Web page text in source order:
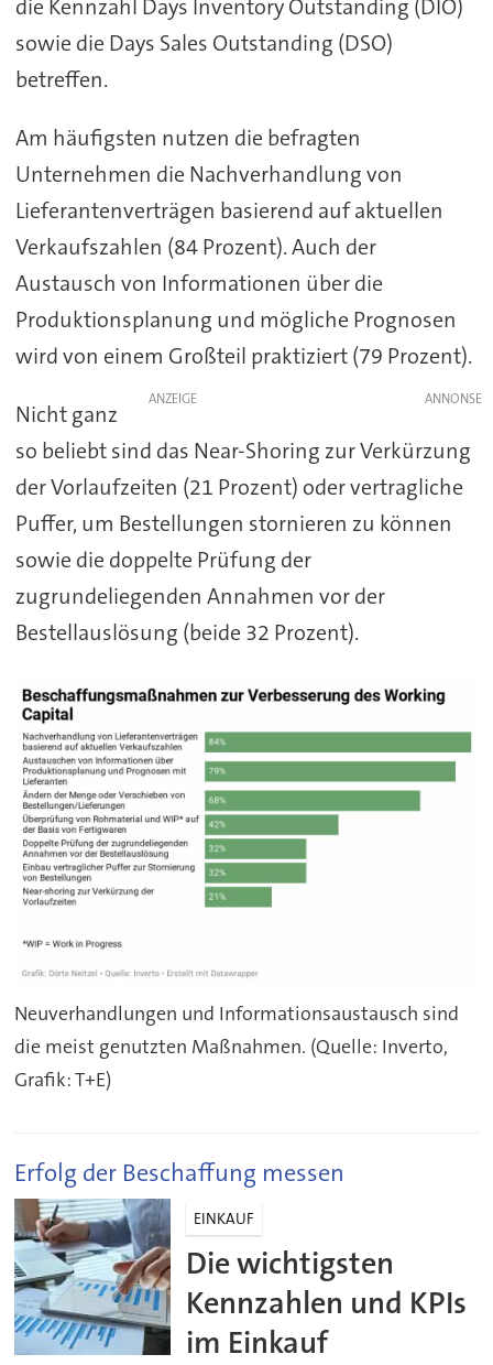
die Kennzahl Days Inventory Outstanding (DIO)
sowie die Days Sales Outstanding (DSO)
betreffen.
Am häufigsten nutzen die befragten
Unternehmen die Nachverhandlung von
Lieferantenverträgen basierend auf aktuellen
Verkaufszahlen (84 Prozent). Auch der
Austausch von Informationen über die
Produktionsplanung und mögliche Prognosen
wird von einem Großteil praktiziert (79 Prozent).
ANZEIGE
Nicht ganz
so beliebt sind das Near-Shoring zur Verkürzung
der Vorlaufzeiten (21 Prozent) oder vertragliche
Puffer, um Bestellungen stornieren zu können
sowie die doppelte Prüfung der
zugrundeliegenden Annahmen vor der
Bestellauslösung (beide 32 Prozent).
Neuverhandlungen und Informationsaustausch sind
die meist genutzten Maßnahmen. (Quelle: Inverto,
Grafik: T+E)
Erfolg der Beschaffung messen
EINKAUF
Die wichtigsten
Kennzahlen und KPIs
im Einkauf